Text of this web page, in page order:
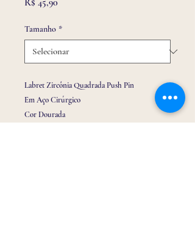
R$ 45,90
Tamanho *
Labret Zircônia Quadrada Push Pin
Em Aço Cirúrgico
Cor Dourada